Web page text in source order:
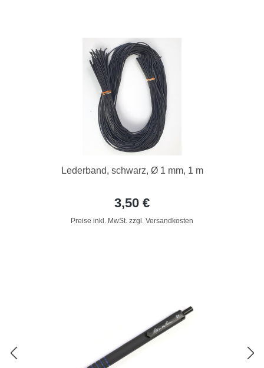
Lederband, schwarz, Ø 1 mm, 1 m
3,50 €
Preise inkl. MwSt. zzgl. Versandkosten